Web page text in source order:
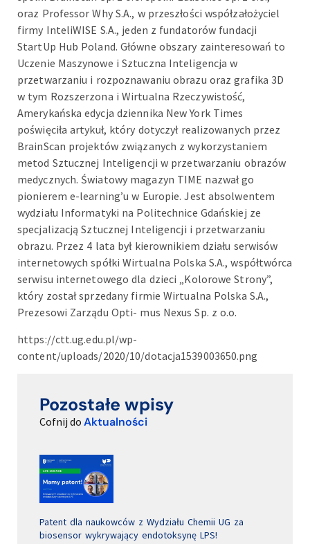
oraz Professor Why S.A., w przeszłości współzałożyciel
firmy InteliWISE S.A., jeden z fundatorów fundacji
StartUp Hub Poland. Główne obszary zainteresowań to
Uczenie Maszynowe i Sztuczna Inteligencja w
przetwarzaniu i rozpoznawaniu obrazu oraz grafika 3D
w tym Rozszerzona i Wirtualna Rzeczywistość,
Amerykańska edycja dziennika New York Times
poświęciła artykuł, który dotyczył realizowanych przez
BrainScan projektów związanych z wykorzystaniem
metod Sztucznej Inteligencji w przetwarzaniu obrazów
medycznych. Światowy magazyn TIME nazwał go
pionierem e-learning’u w Europie. Jest absolwentem
wydziału Informatyki na Politechnice Gdańskiej ze
specjalizacją Sztucznej Inteligencji i przetwarzaniu
obrazu. Przez 4 lata był kierownikiem działu serwisów
internetowych spółki Wirtualna Polska S.A., współtwórca
serwisu internetowego dla dzieci „Kolorowe Strony”,
który został sprzedany firmie Wirtualna Polska S.A.,
Prezesowi Zarządu Opti- mus Nexus Sp. z o.o.
https://ctt.ug.edu.pl/wp-
content/uploads/2020/10/dotacja1539003650.png
Pozostałe wpisy
Cofnij do Aktualności
Patent dla naukowców z Wydziału Chemii UG za
biosensor wykrywający endotoksynę LPS!